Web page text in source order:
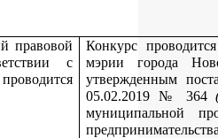
правовой
с
Конкурс
мэрии города
утвержденным
05.02.2019 № 364
муниципальной